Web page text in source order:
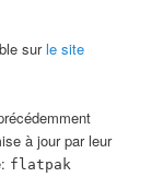
surle site
à jour par leur
flatpak